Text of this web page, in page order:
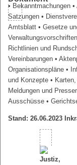
• Bekanntmachungen
Satzungen •
Amtsblatt • Gesetze
Richtlinien und
Vereinbarungen •
Organisationspläne •
und Konzepte •
Meldungen und
Ausschüsse •
Stand: 26.06.2023